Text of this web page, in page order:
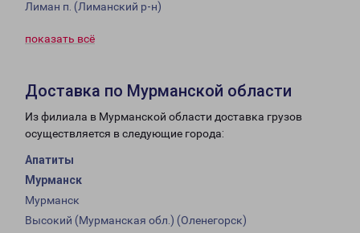
Лиман п. (Лиманский р-н)
показать всё
Доставка по Мурманской области
Из филиала в Мурманской области доставка грузов
осуществляется в следующие города:
Апатиты
Мурманск
Мурманск
Высокий (Мурманская обл.) (Оленегорск)